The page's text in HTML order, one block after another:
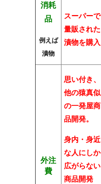
消耗
品
例えば
漬物
スーパーで
量販された
漬物を購入
外注
費
思い付き、
他の猿真似
の一発屋商
品開発。
身内・身近
な人にしか
広がらない
商品開発